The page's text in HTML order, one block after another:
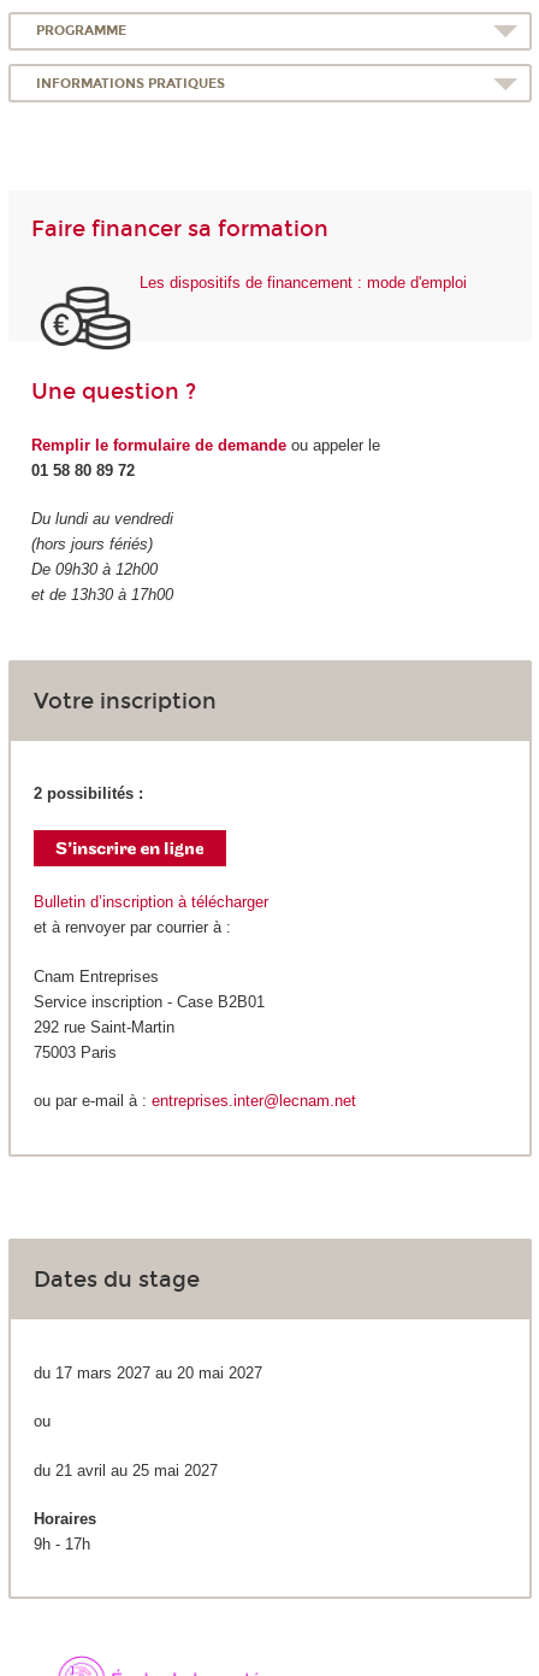
PROGRAMME
INFORMATIONS PRATIQUES
Faire financer sa formation
Les dispositifs de financement : mode d'emploi
Une question ?
Remplir le formulaire de demandeou appeler le
01 58 80 89 72
Du lundi au vendredi
(hors jours fériés)
De 09h30 à 12h00
et de 13h30 à 17h00
Votre inscription
2 possibilités :
Bulletin d’inscription à télécharger
et à renvoyer par courrier à :
Cnam Entreprises
Service inscription - Case B2B01
292 rue Saint-Martin
75003 Paris
ou par e-mail à : entreprises.inter@lecnam.net
Dates du stage
du 17 mars 2027 au 20 mai 2027
ou
du 21 avril au 25 mai 2027
Horaires
9h - 17h